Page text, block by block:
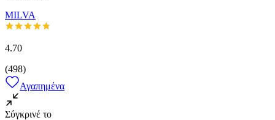
MILVA
4.70
(498)
Αγαπημένα
Σύγκρινέ το